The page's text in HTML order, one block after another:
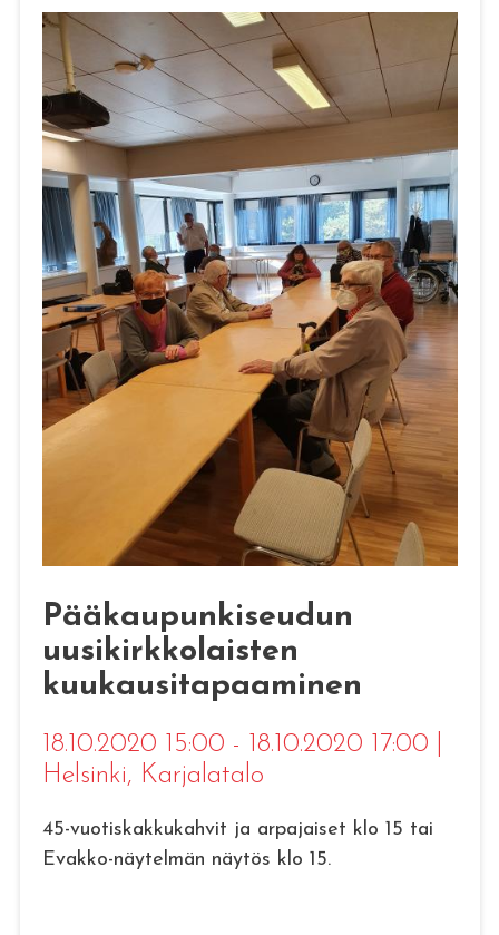
Pääkaupunkiseudun
uusikirkkolaisten
kuukausitapaaminen
18.10.2020 15:00 - 18.10.2020 17:00
Helsinki, Karjalatalo
45-vuotiskakkukahvit ja arpajaiset klo 15 tai
Evakko-näytelmän näytös klo 15.